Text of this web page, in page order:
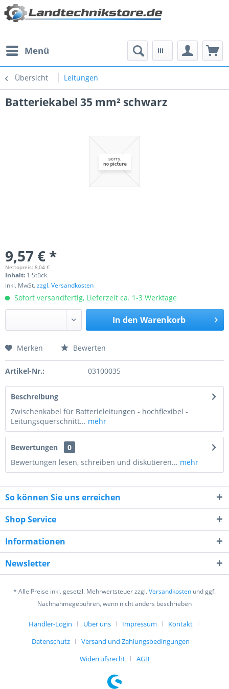
Menü
Übersicht Leitungen
Batteriekabel 35 mm² schwarz
9,57 € *
Nettopreis: 8,04 €
Inhalt: 1 Stück
inkl. MwSt.zzgl. Versandkosten
Sofort versandfertig, Lieferzeit ca. 1-3 Werktage
In den Warenkorb
Preis anfragen
7 + 2 = ?
Ich habe dieDatenschutzerklärunggelesen,
verstanden und stimme zu. *
Merken Bewerten
Artikel-Nr.: 03100035
Beschreibung
Zwischenkabel für Batterieleitungen - hochflexibel -
Leitungsquerschnitt... mehr
Bewertungen
0
Bewertungen lesen, schreiben und diskutieren... mehr
So können Sie uns erreichen
Shop Service
Informationen
Newsletter
* Alle Preise inkl. gesetzl. Mehrwertsteuer zzgl.Versandkosten und ggf.
Nachnahmegebühren, wenn nicht anders beschrieben
Händler-Login Über uns Impressum
Kontakt
Datenschutz
Versand und Zahlungsbedingungen
Widerrufsrecht
AGB